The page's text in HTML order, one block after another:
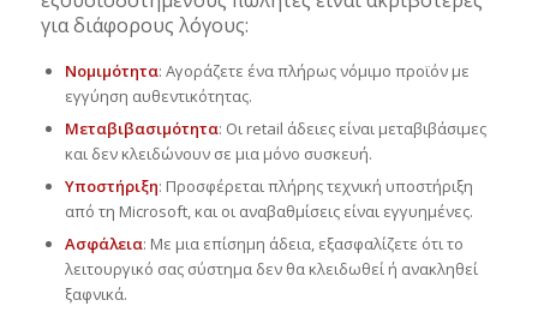
για διάφορους λόγους:
Νομιμότητα: Αγοράζετε ένα πλήρως νόμιμο προϊόν με
εγγύηση αυθεντικότητας.
Μεταβιβασιμότητα: Οι retail άδειες είναι μεταβιβάσιμες
και δεν κλειδώνουν σε μια μόνο συσκευή.
Υποστήριξη: Προσφέρεται πλήρης τεχνική υποστήριξη
από τη Microsoft, και οι αναβαθμίσεις είναι εγγυημένες.
Ασφάλεια: Με μια επίσημη άδεια, εξασφαλίζετε ότι το
λειτουργικό σας σύστημα δεν θα κλειδωθεί ή ανακληθεί
ξαφνικά.